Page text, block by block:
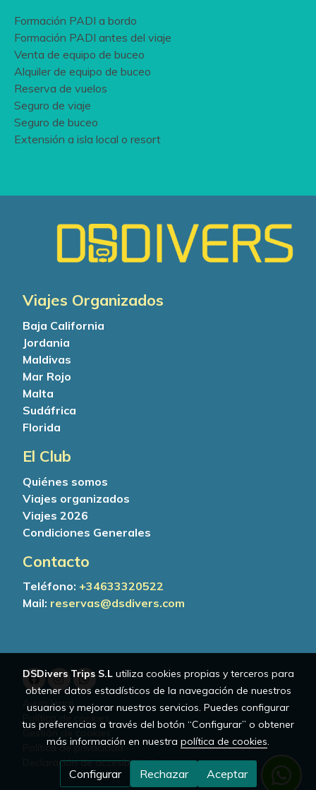
Formación PADI a bordo
Formación PADI antes del viaje
Venta de equipo de buceo
Alquiler de equipo de buceo
Reserva de vuelos
Seguro de viaje
Seguro de buceo
Extensión a isla local o resort
Viajes Organizados
Baja California
Jordania
Maldivas
Mar Rojo
Malta
Sudáfrica
Florida
El Club
Quiénes somos
Viajes organizados
Viajes 2026
Condiciones Generales
Contacto
Teléfono: +34633320522
Mail: reservas@dsdivers.com
Aviso legal
Política de cookies
Gestión de cookies
Política de privacidad
Declaración de accesibilidad
DSDivers Trips S.Lutiliza cookies propias y terceros para
obtener datos estadísticos de la navegación de nuestros
usuarios y mejorar nuestros servicios. Puedes configurar
tus preferencias a través del botón “Configurar” o obtener
más información en nuestra política de cookies.
Configurar Rechazar Aceptar